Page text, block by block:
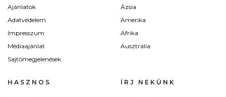
Ajánlatok
Adatvédelem
Impresszum
Médiaajánlat
Sajtómegjelenések
Ázsia
Amerika
Afrika
Ausztrália
HASZNOS ÍRJ NEKÜNK